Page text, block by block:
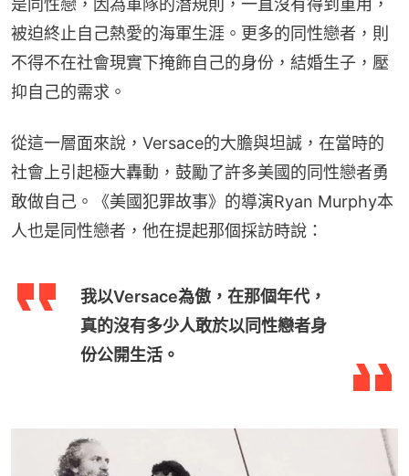
被迫終止自己熱愛的海軍生涯。更多的同性戀者，則
不得不在社會現實下掩飾自己的身份，結婚生子，壓
抑自己的需求。
從這一層面來說，Versace的大膽與坦誠，在當時的
社會上引起極大轟動，鼓勵了許多美國的同性戀者勇
敢做自己。《美國犯罪故事》的導演Ryan Murphy本
人也是同性戀者，他在提起那個採訪時說：
我以Versace為傲，在那個年代，
真的沒有多少人敢於以同性戀者身
份公開生活。